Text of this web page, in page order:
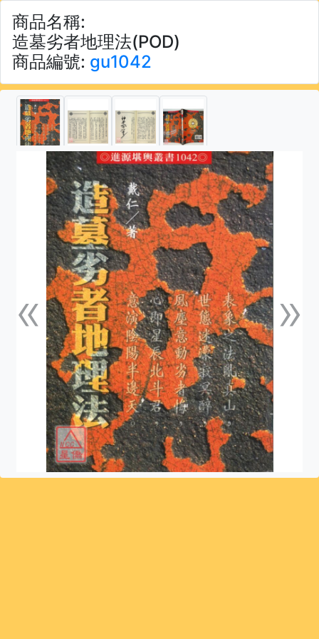
商品名稱:
造墓劣者地理法(POD)
商品編號: gu1042
«上一張 »下一